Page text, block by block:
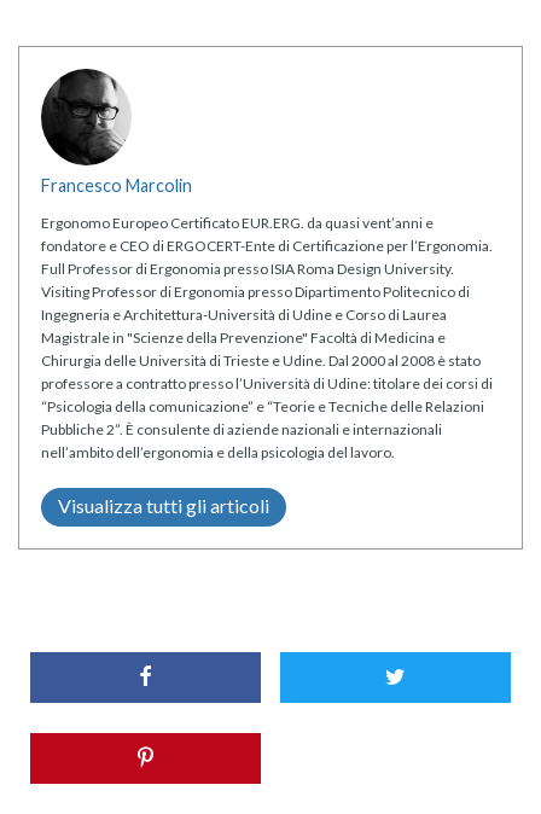
Francesco Marcolin
Ergonomo Europeo Certificato EUR.ERG. da quasi vent’anni e
fondatore e CEO di ERGOCERT-Ente di Certificazione per l’Ergonomia.
Full Professor di Ergonomia presso ISIA Roma Design University.
Visiting Professor di Ergonomia presso Dipartimento Politecnico di
Ingegneria e Architettura-Università di Udine e Corso di Laurea
Magistrale in "Scienze della Prevenzione" Facoltà di Medicina e
Chirurgia delle Università di Trieste e Udine. Dal 2000 al 2008 è stato
professore a contratto presso l’Università di Udine: titolare dei corsi di
“Psicologia della comunicazione” e “Teorie e Tecniche delle Relazioni
Pubbliche 2”. È consulente di aziende nazionali e internazionali
nell’ambito dell’ergonomia e della psicologia del lavoro.
Visualizza tutti gli articoli